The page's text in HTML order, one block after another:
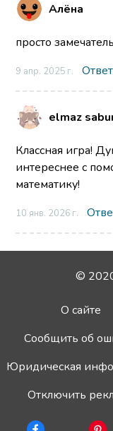
Алёна
просто
9 апр. 2025 г.
elmaz
Классная игра!
интереснее с
математику!
10 янв. 2026 г.
©
О сайте
Сообщить об
Юридическая
Отключить